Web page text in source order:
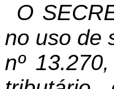
O
no uso de
nº